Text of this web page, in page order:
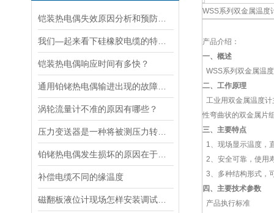
铠装热电偶响应时间有多快？
涡轮流量计不准的原因有哪些？
补偿电缆不同的缘温度
WSS系列双金属温度
产品介绍：
一、概述
WSS系列双金属温
二、工作原理
工业用双金属温度
性弯曲状的双金属片
三、 主要特点
1、现场显示温度，
2、安全可靠，使用
3、多种结构形式，
四、主要技术参数
产品执行标准